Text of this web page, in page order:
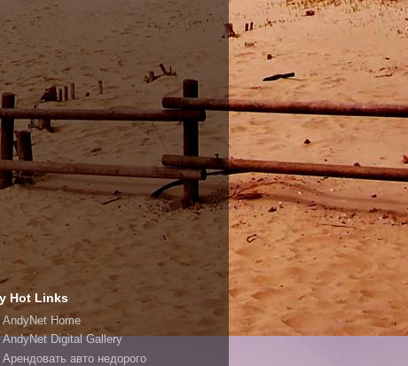
Hot Links
AndyNet Home
AndyNet Digital Gallery
Арендовать авто недорого